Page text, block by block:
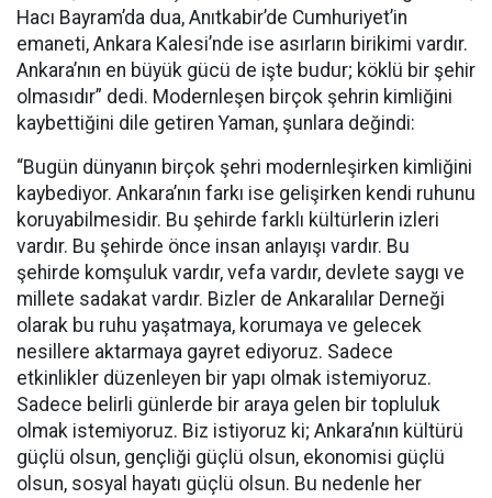
Hacı Bayram’da dua, Anıtkabir’de Cumhuriyet’in
emaneti, Ankara Kalesi’nde ise asırların birikimi vardır.
Ankara’nın en büyük gücü de işte budur; köklü bir şehir
olmasıdır” dedi. Modernleşen birçok şehrin kimliğini
kaybettiğini dile getiren Yaman, şunlara değindi:
“Bugün dünyanın birçok şehri modernleşirken kimliğini
kaybediyor. Ankara’nın farkı ise gelişirken kendi ruhunu
koruyabilmesidir. Bu şehirde farklı kültürlerin izleri
vardır. Bu şehirde önce insan anlayışı vardır. Bu
şehirde komşuluk vardır, vefa vardır, devlete saygı ve
millete sadakat vardır. Bizler de Ankaralılar Derneği
olarak bu ruhu yaşatmaya, korumaya ve gelecek
nesillere aktarmaya gayret ediyoruz. Sadece
etkinlikler düzenleyen bir yapı olmak istemiyoruz.
Sadece belirli günlerde bir araya gelen bir topluluk
olmak istemiyoruz. Biz istiyoruz ki; Ankara’nın kültürü
güçlü olsun, gençliği güçlü olsun, ekonomisi güçlü
olsun, sosyal hayatı güçlü olsun. Bu nedenle her